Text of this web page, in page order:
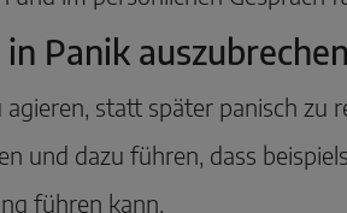
Panik auszubrechen
statt später panisch zu
und dazu führen, dass
führen kann.